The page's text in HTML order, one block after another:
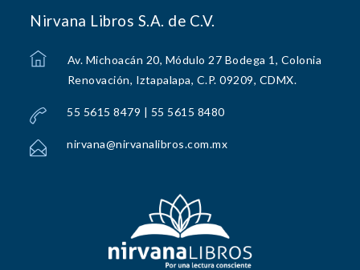
Nirvana Libros S.A. de C.V.
Av. Michoacán 20, Módulo 27 Bodega 1, Colonia
Renovación, Iztapalapa, C.P. 09209, CDMX.
55 5615 8479 | 55 5615 8480
nirvana@nirvanalibros.com.mx